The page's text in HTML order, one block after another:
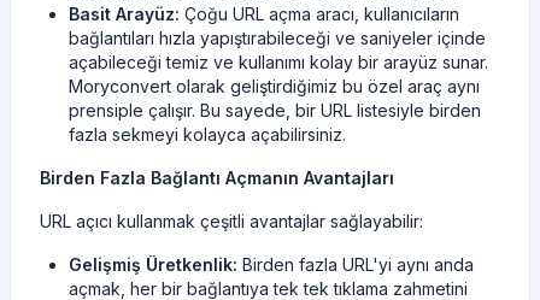
Basit Arayüz: Çoğu URL açma aracı, kullanıcıların
bağlantıları hızla yapıştırabileceği ve saniyeler içinde
açabileceği temiz ve kullanımı kolay bir arayüz sunar.
Moryconvert olarak geliştirdiğimiz bu özel araç aynı
prensiple çalışır. Bu sayede, bir URL listesiyle birden
fazla sekmeyi kolayca açabilirsiniz.
Birden Fazla Bağlantı Açmanın Avantajları
URL açıcı kullanmak çeşitli avantajlar sağlayabilir:
Gelişmiş Üretkenlik: Birden fazla URL'yi aynı anda
açmak, her bir bağlantıya tek tek tıklama zahmetini